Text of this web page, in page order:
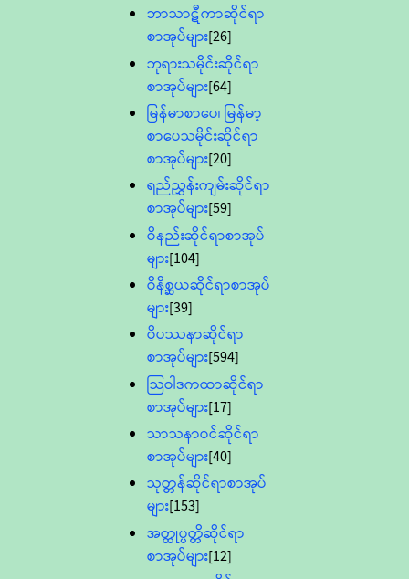
ဘာသာဋီကာဆိုင်ရာ
စာအုပ်များ[26]
ဘုရားသမိုင်းဆိုင်ရာ
စာအုပ်များ[64]
မြန်မာစာပေ၊ မြန်မာ့
စာပေသမိုင်းဆိုင်ရာ
စာအုပ်များ[20]
ရည်ညွှန်းကျမ်းဆိုင်ရာ
စာအုပ်များ[59]
ဝိနည်းဆိုင်ရာစာအုပ်
များ[104]
ဝိနိစ္ဆယဆိုင်ရာစာအုပ်
များ[39]
ဝိပဿနာဆိုင်ရာ
စာအုပ်များ[594]
သြဝါဒကထာဆိုင်ရာ
စာအုပ်များ[17]
သာသနာ၀င်ဆိုင်ရာ
စာအုပ်များ[40]
သုတ္တန်ဆိုင်ရာစာအုပ်
များ[153]
အတ္ထုပ္ပတ္တိဆိုင်ရာ
စာအုပ်များ[12]